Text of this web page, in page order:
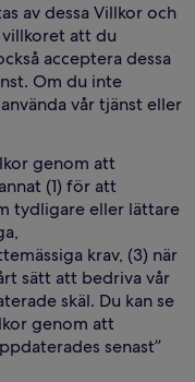
av dessa Villkor och
villkoret att du
acceptera dessa
Om du inte
vår tjänst eller
genom att
(1) för att
tydligare eller lättare
krav, (3) när
sätt att bedriva vår
skäl. Du kan se
genom att
senast”